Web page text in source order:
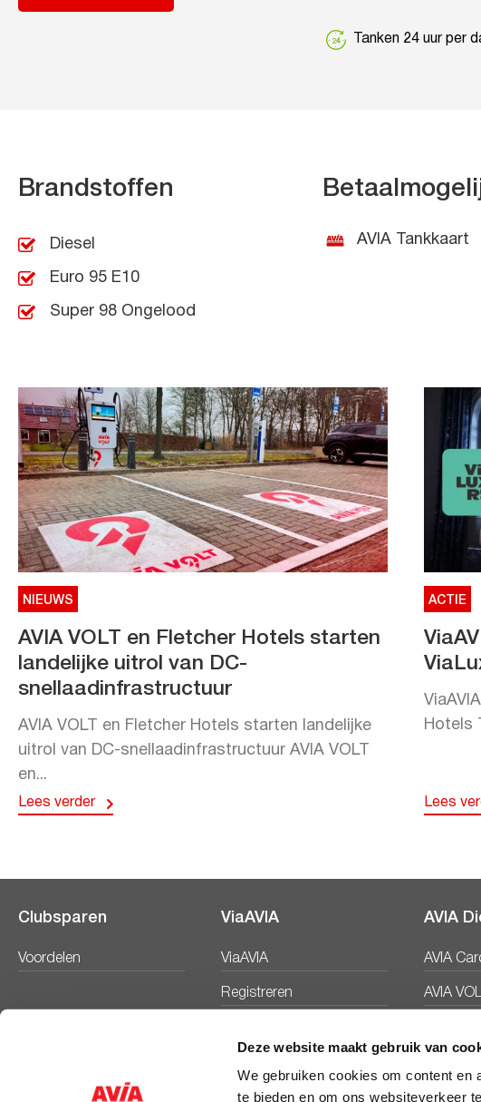
Deze website maakt gebruik van
We gebruiken cookies om content en
te bieden en om ons websiteverkeer
Tanken 24 uur per
Brandstoffen
Diesel
Euro 95 E10
Super 98 Ongelood
AVIA Tankkaart
NIEUWS
AVIA VOLT en Fletcher Hotels starten
landelijke uitrol van DC-
snellaadinfrastructuur
AVIA VOLT en Fletcher Hotels starten landelijke
uitrol van DC-snellaadinfrastructuur AVIA VOLT
en...
Lees verder
ACTIE
Hotels
Lees
Clubsparen
Voordelen
ViaAVIA
ViaAVIA
Registreren
AVIA
AVIA
AVIA